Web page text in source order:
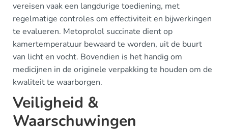
vereisen vaak een langdurige toediening, met
regelmatige controles om effectiviteit en bijwerkingen
te evalueren. Metoprolol succinate dient op
kamertemperatuur bewaard te worden, uit de buurt
van licht en vocht. Bovendien is het handig om
medicijnen in de originele verpakking te houden om de
kwaliteit te waarborgen.
Veiligheid &
Waarschuwingen